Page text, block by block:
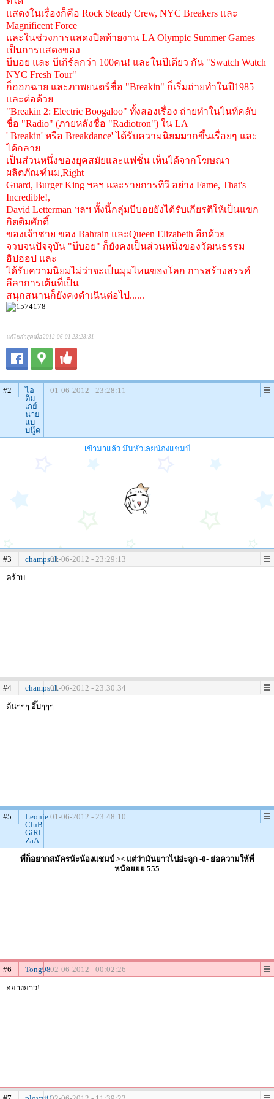
แสดงในเรื่องก็คือ Rock Steady Crew, NYC Breakers และ
Magnificent Force
และในช่วงการแสดงปิดท้ายงาน LA Olympic Summer Games
เป็นการแสดงของ
บีบอย และ บีเกิร์ลกว่า 100คน! และในปีเดียว กัน "Swatch Watch
NYC Fresh Tour"
ก็ออกฉาย และภาพยนตร์ชื่อ "Breakin" ก็เริ่มถ่ายทำในปี1985
และต่อด้วย
"Breakin 2: Electric Boogaloo" ทั้งสองเรื่อง ถ่ายทำในไนท์คลับ
ชื่อ "Radio" (ภายหลังชื่อ "Radiotron") ใน LA
' Breakin' หรือ Breakdance' ได้รับความนิยมมากขึ้นเรื่อยๆ และ
ได้กลาย
เป็นส่วนหนึ่งของยุคสมัยและแฟชั่น เห็นได้จากโฆษณา
ผลิตภัณฑ์นม,Right
Guard, Burger King ฯลฯ และรายการทีวี อย่าง Fame, That's
Incredible!,
David Letterman ฯลฯ ทั้งนี้กลุ่มบีบอยยังได้รับเกียรติให้เป็นแขก
กิตติมศักดิ์
ของเจ้าชาย ของ Bahrain และQueen Elizabeth อีกด้วย
จวบจนปัจจุบัน "บีบอย" ก็ยังคงเป็นส่วนหนึ่งของวัฒนธรรม
ฮิปฮอป และ
ได้รับความนิยมไม่ว่าจะเป็นมุมไหนของโลก การสร้างสรรค์
ลีลาการเต้นที่เป็น
สนุกสนานก็ยังคงดำเนินต่อไป......
แก้ไขล่าสุดเมื่อ 2012-06-01 23:28:31
#2
ไอ
ติม
เกย์
นาย
แบ
บนู๊ด
01-06-2012 - 23:28:11
เข้ามาแล้ว มึนหัวเลยน้องแชมป์
#3 champsuk01-06-2012 - 23:29:13
คร้าบ
#4 champsuk01-06-2012 - 23:30:34
ดันๆๆๆ อึ๊บๆๆๆ
#5
Leonie
CluB
GiRl
ZaA
01-06-2012 - 23:48:10
พี่ก็อยากสมัครน้ะน้องแชมป์ >< แต่ว่ามันยาวไปอ่ะลูก -0- ย่อความให้พี่
หน้อยยย 555
#6 Tong9802-06-2012 - 00:02:26
อย่างยาว!